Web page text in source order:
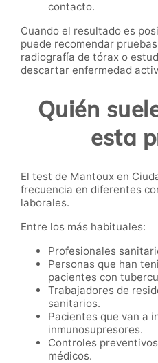
contacto.
Cuando el resultado es
puede recomendar
radiografía de tórax o
descartar enfermedad
Quién
esta
El test de Mantoux en
frecuencia en diferentes
laborales.
Entre los más habituales:
Profesionales
Personas que han
pacientes con
Trabajadores de
sanitarios.
Pacientes que van a
inmunosupresores.
Controles
médicos.